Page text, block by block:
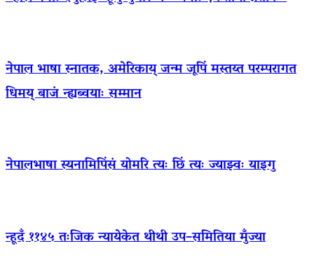
नेपाल भाषा स्नातक, अमेरिकाय् जन्म जूपिं मस्तय्त परम्परागत
धिमय् बाजं न्ह्यब्वयाः सम्मान
नेपालभाषा स्यनामिपिंसं योमरि त्यः छिं त्यः ज्याझ्वः याइगु
न्हूदँ ११४५ तःजिक न्यायेकेत थीथी उप–समितिया मुँज्या